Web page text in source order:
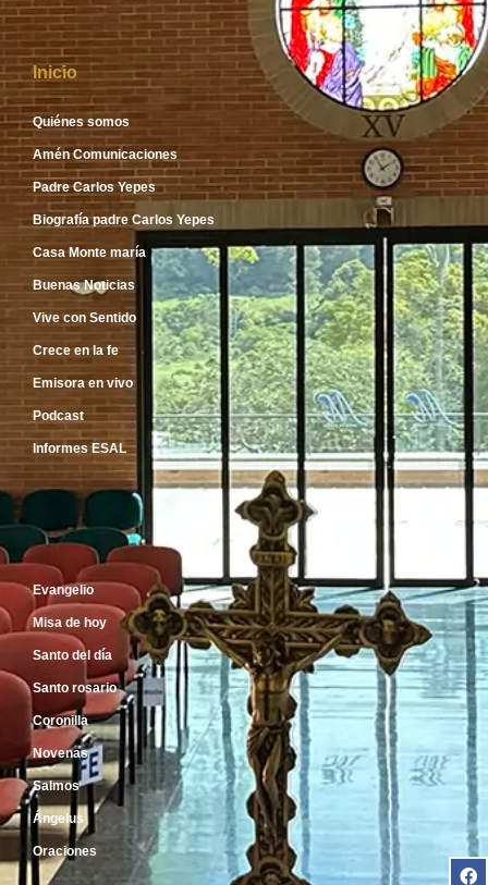
Inicio
Quiénes somos
Amén Comunicaciones
Padre Carlos Yepes
Biografía padre Carlos Yepes
Casa Monte maría
Buenas Noticias
Vive con Sentido
Crece en la fe
Emisora en vivo
Podcast
Informes ESAL
Inicio
Evangelio
Misa de hoy
Santo del día
Santo rosario
Coronilla
Novenas
Salmos
Ángelus
Oraciones